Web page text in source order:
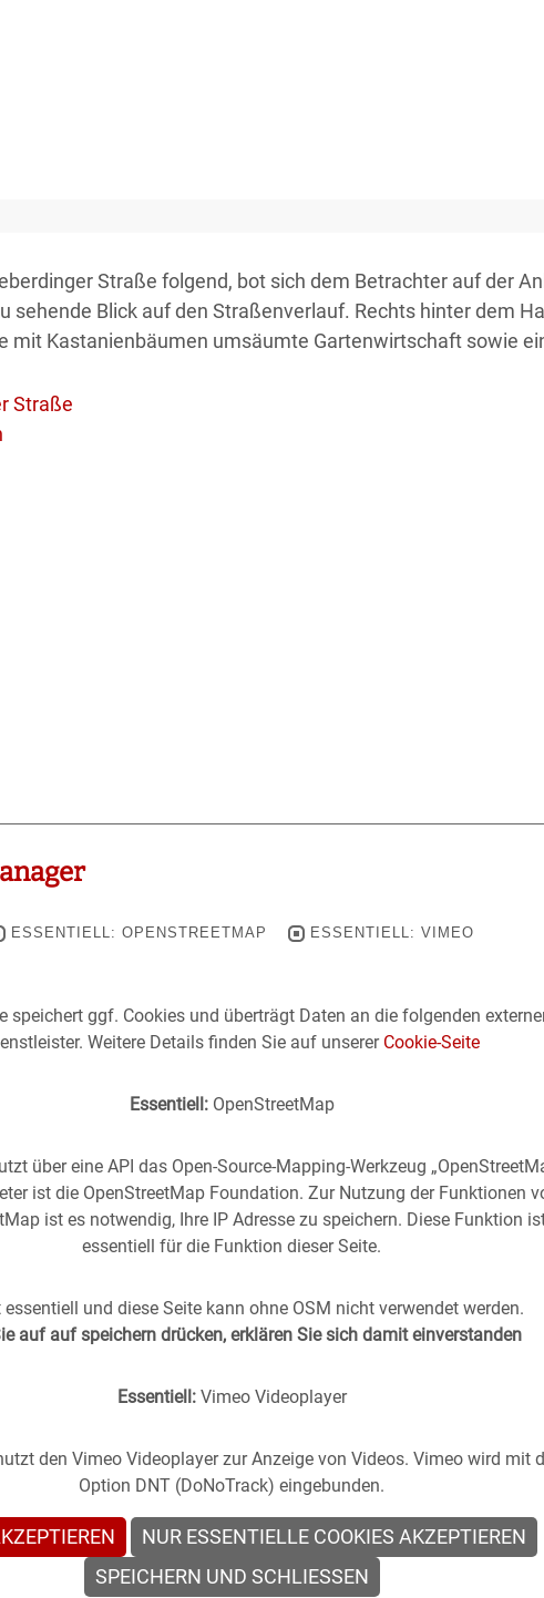
Straße folgend, bot sich dem Betrachter auf der
sehende Blick auf den Straßenverlauf. Rechts hinter dem
mit Kastanienbäumen umsäumte Gartenwirtschaft sowie
Straße
in die Gegenwart geholt -
(oder anders
im direkten Vergleich mit zeitgenössischen
ESSENTIELL: OPENSTREETMAP ESSENTIELL: VIMEO
speichert ggf. Cookies und überträgt Daten an die folgenden
Weitere Details finden Sie auf unserer Cookie-Seite
Essentiell:OpenStreetMap
über eine API das Open-Source-Mapping-Werkzeug
ist die OpenStreetMap Foundation. Zur Nutzung der Funktionen
ist es notwendig, Ihre IP Adresse zu speichern. Diese Funktion
essentiell für die Funktion dieser Seite.
essentiell und diese Seite kann ohne OSM nicht verwendet werden.
auf auf speichern drücken, erklären Sie sich damit einverstanden
Essentiell:Vimeo Videoplayer
den Vimeo Videoplayer zur Anzeige von Videos. Vimeo wird mit
Option DNT (DoNoTrack) eingebunden.
NUR ESSENTIELLE COOKIES AKZEPTIEREN
SPEICHERN UND SCHLIESSEN